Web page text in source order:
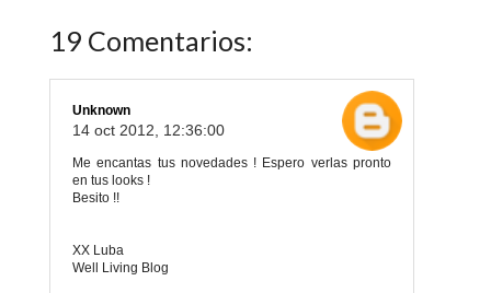
19 Comentarios:
Unknown
14 oct 2012, 12:36:00
Me encantas tus novedades ! Espero verlas pronto
en tus looks !
Besito !!
XX Luba
Well Living Blog